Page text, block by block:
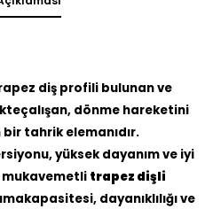
diş profili bulunan ve
dönme hareketini
tahrik elemanıdır.
yüksek dayanım ve iyi
mukavemetli trapez dişli
dayanıklılığı ve